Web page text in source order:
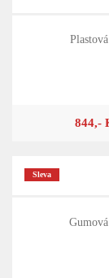
844,-
Sleva